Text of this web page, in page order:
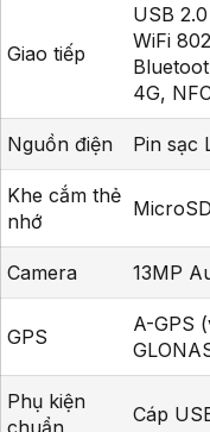
Giao tiếp
USB
WiFi
4G,
Nguồn điện Pin sạc
Khe cắm thẻ
nhớ
Camera 13MP
GPS
A-GPS
Phụ kiện
chuẩn
Cáp